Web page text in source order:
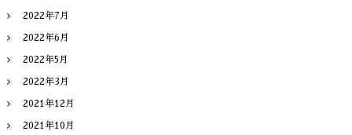
2022年7月
2022年6月
2022年5月
2022年3月
2021年12月
2021年10月